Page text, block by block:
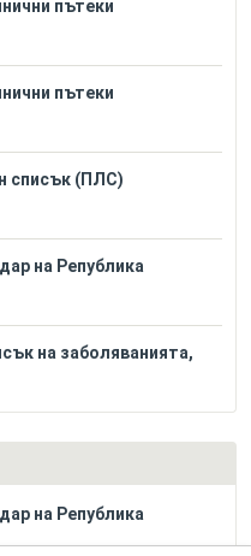
пътеки
пътеки
списък (ПЛС)
на Република
на заболяванията,
на Република